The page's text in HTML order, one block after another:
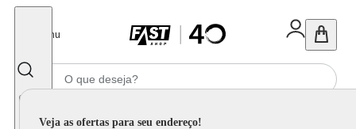
Menu
Veja as ofertas para seu endereço!